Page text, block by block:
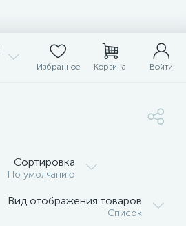
Избранное Корзина Войти
Сортировка
По умолчанию
Вид отображения товаров
Список